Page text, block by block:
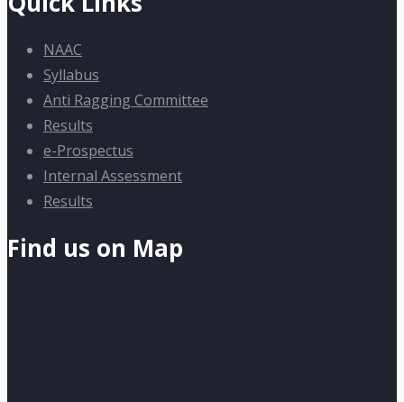
NAAC
Syllabus
Anti Ragging Committee
Results
e-Prospectus
Internal Assessment
Results
Find us on Map